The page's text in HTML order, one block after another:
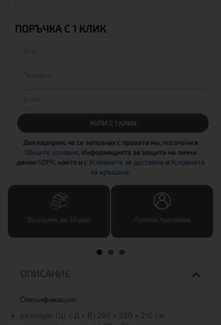
ПОРЪЧКА С 1 КЛИК
КУПИ С 1 КЛИК
Декларирам, че се запознах с правата ми, посочени в
Общите условия, Информацията за защита на лични
данни GDPR, както и сУсловията за доставка иУсловията
за връщане.
Връщане до 30 дни Лоялна програма
ОПИСАНИЕ
Спецификации:
размери: (Ш × Д × В) 260 × 520 × 210 см